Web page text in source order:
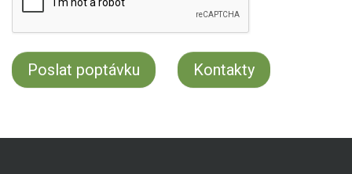
Kontakty